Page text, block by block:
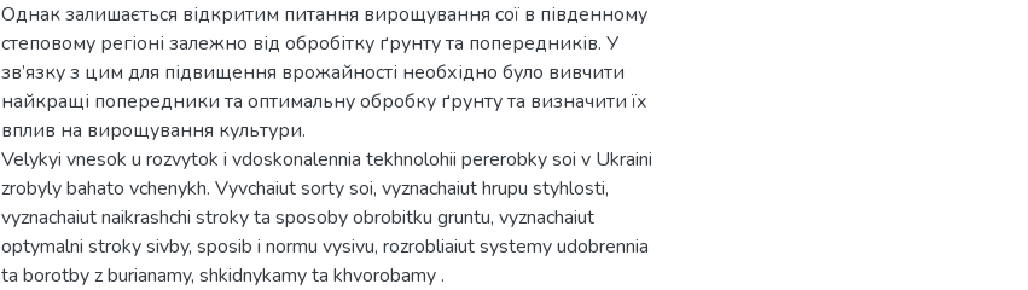
Однак залишається відкритим питання вирощування сої в південному
степовому регіоні залежно від обробітку ґрунту та попередників. У
зв’язку з цим для підвищення врожайності необхідно було вивчити
найкращі попередники та оптимальну обробку ґрунту та визначити їх
вплив на вирощування культури.
Velykyi vnesok u rozvytok i vdoskonalennia tekhnolohii pererobky soi v Ukraini
zrobyly bahato vchenykh. Vyvchaiut sorty soi, vyznachaiut hrupu styhlosti,
vyznachaiut naikrashchi stroky ta sposoby obrobitku gruntu, vyznachaiut
optymalni stroky sivby, sposib i normu vysivu, rozrobliaiut systemy udobrennia
ta borotby z burianamy, shkidnykamy ta khvorobamy .